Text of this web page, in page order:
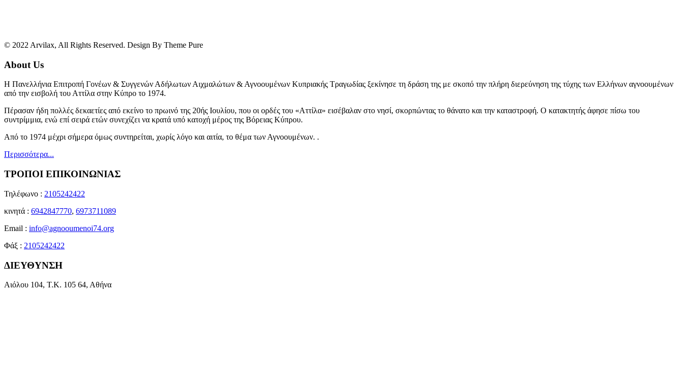
© 2022 Arvilax, All Rights Reserved. Design By Theme Pure
About Us
Η Πανελλήνια Επιτροπή Γονέων & Συγγενών Αδήλωτων Αιχμαλώτων & Αγνοουμένων Κυπριακής Τραγωδίας ξεκίνησε τη δράση της με σκοπό την πλήρη διερεύνηση της τύχης των Ελλήνων αγνοουμένων
από την εισβολή του Αττίλα στην Κύπρο το 1974.
Πέρασαν ήδη πολλές δεκαετίες από εκείνο το πρωινό της 20ής Ιουλίου, που οι ορδές του «Αττίλα» εισέβαλαν στο νησί, σκορπώντας το θάνατο και την καταστροφή. Ο κατακτητής άφησε πίσω του
συντρίμμια, ενώ επί σειρά ετών συνεχίζει να κρατά υπό κατοχή μέρος της Βόρειας Κύπρου.
Από το 1974 μέχρι σήμερα όμως συντηρείται, χωρίς λόγο και αιτία, το θέμα των Αγνοουμένων. .
Περισσότερα...
ΤΡΟΠΟΙ ΕΠΙΚΟΙΝΩΝΙΑΣ
Τηλέφωνο : 2105242422
κινητά : 6942847770, 6973711089
Email : info@agnooumenoi74.org
Φάξ : 2105242422
ΔΙΕΥΘΥΝΣΗ
Αιόλου 104, Τ.Κ. 105 64, Αθήνα